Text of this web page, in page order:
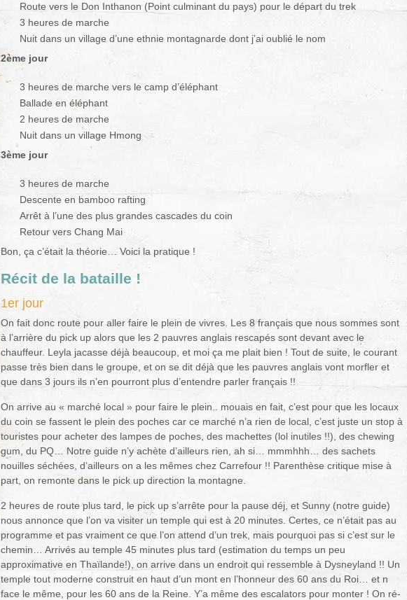
Route vers le Don Inthanon (Point culminant du pays) pour le départ du trek
3 heures de marche
Nuit dans un village d’une ethnie montagnarde dont j’ai oublié le nom
2ème jour
3 heures de marche vers le camp d’éléphant
Ballade en éléphant
2 heures de marche
Nuit dans un village Hmong
3ème jour
3 heures de marche
Descente en bamboo rafting
Arrêt à l’une des plus grandes cascades du coin
Retour vers Chang Mai
Bon, ça c’était la théorie… Voici la pratique !
Récit de la bataille !
1er jour
On fait donc route pour aller faire le plein de vivres. Les 8 français que nous sommes sont
à l’arrière du pick up alors que les 2 pauvres anglais rescapés sont devant avec le
chauffeur. Leyla jacasse déjà beaucoup, et moi ça me plait bien ! Tout de suite, le courant
passe très bien dans le groupe, et on se dit déjà que les pauvres anglais vont morfler et
que dans 3 jours ils n’en pourront plus d’entendre parler français !!
On arrive au « marché local » pour faire le plein.. mouais en fait, c’est pour que les locaux
du coin se fassent le plein des poches car ce marché n’a rien de local, c’est juste un stop à
touristes pour acheter des lampes de poches, des machettes (lol inutiles !!), des chewing
gum, du PQ… Notre guide n’y achète d’ailleurs rien, ah si… mmmhhh… des sachets
nouilles séchées, d’ailleurs on a les mêmes chez Carrefour !! Parenthèse critique mise à
part, on remonte dans le pick up direction la montagne.
2 heures de route plus tard, le pick up s’arrête pour la pause déj, et Sunny (notre guide)
nous annonce que l’on va visiter un temple qui est à 20 minutes. Certes, ce n’était pas au
programme et pas vraiment ce que l’on attend d’un trek, mais pourquoi pas si c’est sur le
chemin… Arrivés au temple 45 minutes plus tard (estimation du temps un peu
approximative en Thaïlande!), on arrive dans un endroit qui ressemble à Dysneyland !! Un
temple tout moderne construit en haut d’un mont en l’honneur des 60 ans du Roi… et n
face le même, pour les 60 ans de la Reine. Y’a même des escalators pour monter ! On ré-